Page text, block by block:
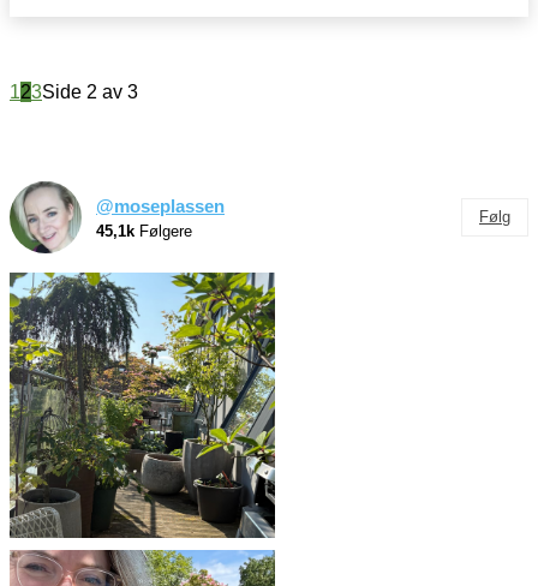
123Side 2 av 3
@moseplassen
45,1k Følgere
Følg